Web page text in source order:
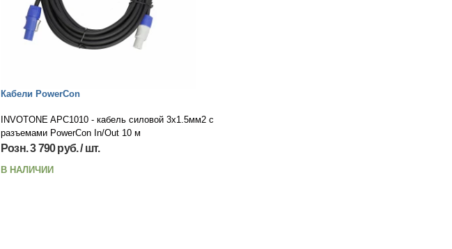
Кабели PowerCon
INVOTONE APC1010 - кабель силовой 3х1.5мм2 с
разъемами PowerCon In/Out 10 м
Розн. 3 790 руб. / шт.
В НАЛИЧИИ